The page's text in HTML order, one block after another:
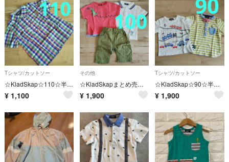
Tシャツ/カットソー
☆KladSkap☆110☆半袖チェック柄シャツ☆
¥ 1,100
その他
☆KladSkapまとめ売り☆100☆半袖トップス☆パンツ☆3点
¥ 1,900
Tシャツ/カットソー
☆KladSkap☆90☆半袖トップス☆2点
¥ 1,900